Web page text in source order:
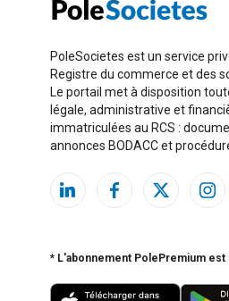
PoleSocietes est un service
Registre du commerce et des
Le portail met à disposition
légale, administrative et
immatriculées au RCS :
annonces BODACC et
* L'abonnement PolePremium